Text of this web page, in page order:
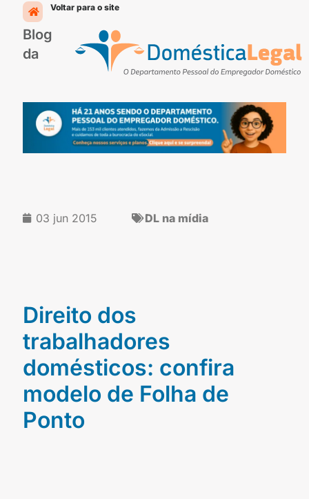
conteúdo
Voltar para o site
Blog
da
03 jun 2015 DL na mídia
Direito dos
trabalhadores
domésticos: confira
modelo de Folha de
Ponto